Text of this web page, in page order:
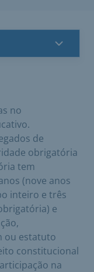
no
de
obrigatória
tem
(nove anos
inteiro e três
e
ou estatuto
constitucional
na